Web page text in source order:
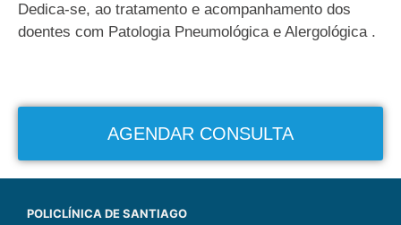
Dedica-se, ao tratamento e acompanhamento dos
doentes com Patologia Pneumológica e Alergológica .
AGENDAR CONSULTA
POLICLÍNICA DE SANTIAGO